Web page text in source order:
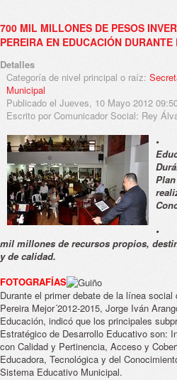
700 MIL MILLONES DE PESOS
PEREIRA EN EDUCACIÓN
Detalles
Categoría de nivel principal o raíz:
Municipal
Publicado el Jueves, 10 Mayo 2012
Escrito por Comunicador Social: Rey
•
•
mil millones de recursos propios,
y de calidad.
FOTOGRAFÍAS
Durante el primer debate de la línea social
Pereira Mejor´2012-2015, Jorge Iván
Educación, indicó que los principales
Estratégico de Desarrollo Educativo son:
con Calidad y Pertinencia, Acceso y
Educadora, Tecnológica y del
Sistema Educativo Municipal.